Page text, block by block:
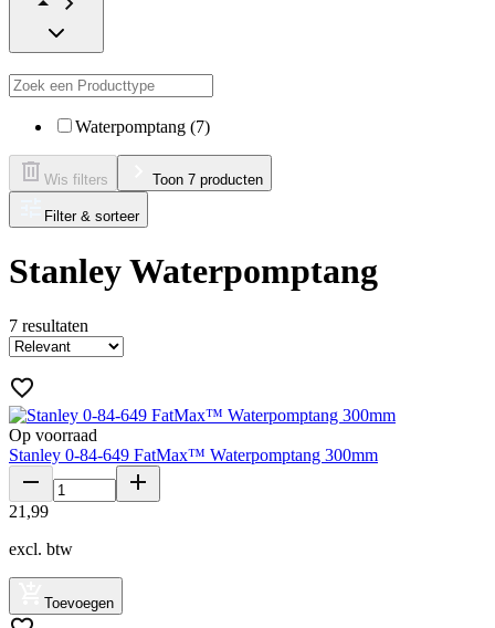
Waterpomptang (7)
Wis filters Toon 7 producten
Filter & sorteer
Stanley Waterpomptang
7 resultaten
Op voorraad
Stanley 0-84-649 FatMax™ Waterpomptang 300mm
21 ,99
excl. btw
Toevoegen